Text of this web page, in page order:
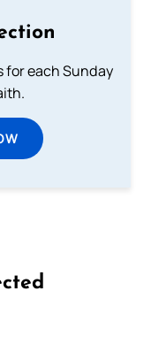
each Sunday